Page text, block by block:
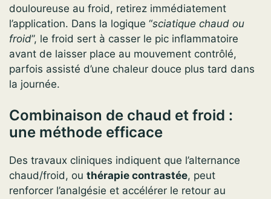
douloureuse au froid, retirez immédiatement
l’application. Dans la logique “sciatique chaud ou
froid”, le froid sert à casser le pic inflammatoire
avant de laisser place au mouvement contrôlé,
parfois assisté d’une chaleur douce plus tard dans
la journée.
Combinaison de chaud et froid :
une méthode efficace
Des travaux cliniques indiquent que l’alternance
chaud/froid, ou thérapie contrastée, peut
renforcer l’analgésie et accélérer le retour au